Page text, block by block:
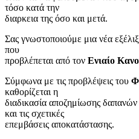
τόσο κατά την
διαρκεια της όσο και μετά.
Σας γνωστοποιούμε μια νέα
που
προβλέπεται από τον Ενιαίο
Σύμφωνα με τις προβλέψεις του
καθορίζεται η
διαδικασία αποζημίωσης
και τις σχετικές
επεμβάσεις αποκατάστασης.